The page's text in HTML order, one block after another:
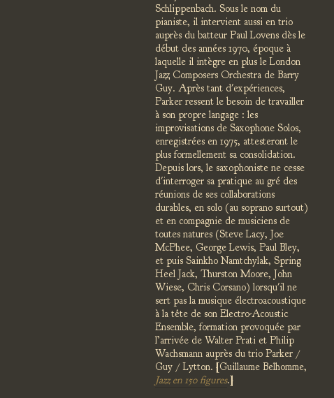
Schlippenbach. Sous le nom du
pianiste, il intervient aussi en trio
auprès du batteur Paul Lovens dès le
début des années 1970, époque à
laquelle il intègre en plus le London
Jazz Composers Orchestra de Barry
Guy. Après tant d'expériences,
Parker ressent le besoin de travailler
à son propre langage : les
improvisations de Saxophone Solos,
enregistrées en 1975, attesteront le
plus formellement sa consolidation.
Depuis lors, le saxophoniste ne cesse
d'interroger sa pratique au gré des
réunions de ses collaborations
durables, en solo (au soprano surtout)
et en compagnie de musiciens de
toutes natures (Steve Lacy, Joe
McPhee, George Lewis, Paul Bley,
et puis Sainkho Namtchylak, Spring
Heel Jack, Thurston Moore, John
Wiese, Chris Corsano) lorsqu'il ne
sert pas la musique électroacoustique
à la tête de son Electro-Acoustic
Ensemble, formation provoquée par
l’arrivée de Walter Prati et Philip
Wachsmann auprès du trio Parker /
Guy / Lytton. [Guillaume Belhomme,
Jazz en 150 figures.]